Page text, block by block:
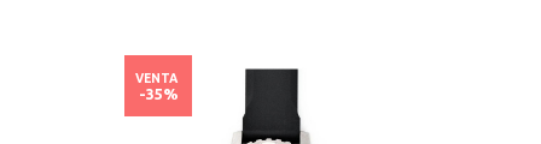
VENTA
-35%